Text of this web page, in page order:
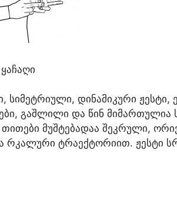
სიმეტრიული, დინამიკური ჟესტი,
გაშლილი და წინ მიმართულია
თითები მუშტებადაა შეკრული,
რკალური ტრაექტორიით. ჟესტი